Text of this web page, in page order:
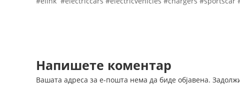
Напишете коментар
Вашата адреса за е-пошта нема да биде објавена.